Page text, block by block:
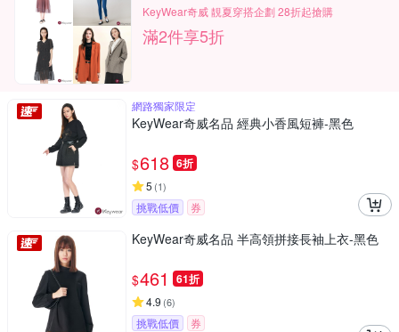
KeyWear奇威 靚夏穿搭企劃 28折起搶購
滿2件享5折
網路獨家限定
KeyWear奇威名品 經典小香風短褲-黑色
$618 6折
5 (1)
挑戰低價 券
KeyWear奇威名品 半高領拼接長袖上衣-黑色
$461 61折
4.9 (6)
挑戰低價 券